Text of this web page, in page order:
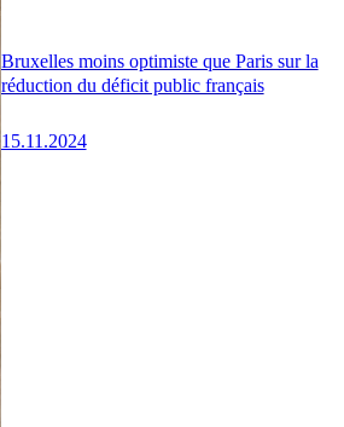
Bruxelles moins optimiste que Paris sur la
réduction du déficit public français
15.11.2024